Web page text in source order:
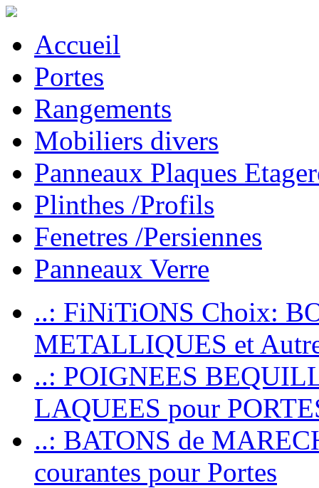
Accueil
Portes
Rangements
Mobiliers divers
Panneaux Plaques
Plinthes /Profils
Fenetres /Persiennes
Panneaux Verre
..: FiNiTiONS Choix:
METALLIQUES et
..: POIGNEES
LAQUEES pour
..: BATONS de
courantes pour Portes